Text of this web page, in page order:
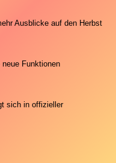
Ausblicke auf den Herbst
Funktionen
sich in offizieller